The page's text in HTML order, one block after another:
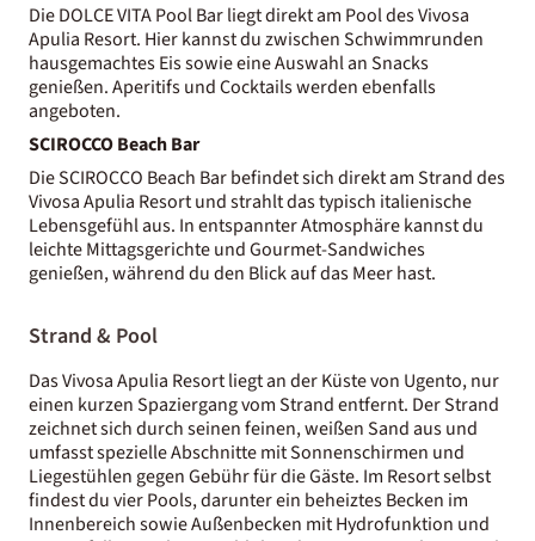
Die DOLCE VITA Pool Bar liegt direkt am Pool des Vivosa
Apulia Resort. Hier kannst du zwischen Schwimmrunden
hausgemachtes Eis sowie eine Auswahl an Snacks
genießen. Aperitifs und Cocktails werden ebenfalls
angeboten.
SCIROCCO Beach Bar
Die SCIROCCO Beach Bar befindet sich direkt am Strand des
Vivosa Apulia Resort und strahlt das typisch italienische
Lebensgefühl aus. In entspannter Atmosphäre kannst du
leichte Mittagsgerichte und Gourmet-Sandwiches
genießen, während du den Blick auf das Meer hast.
Strand & Pool
Das Vivosa Apulia Resort liegt an der Küste von Ugento, nur
einen kurzen Spaziergang vom Strand entfernt. Der Strand
zeichnet sich durch seinen feinen, weißen Sand aus und
umfasst spezielle Abschnitte mit Sonnenschirmen und
Liegestühlen gegen Gebühr für die Gäste. Im Resort selbst
findest du vier Pools, darunter ein beheiztes Becken im
Innenbereich sowie Außenbecken mit Hydrofunktion und